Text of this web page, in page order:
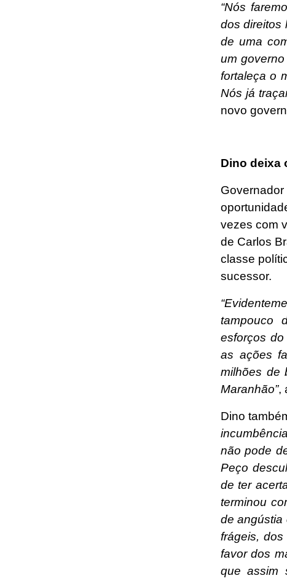
“Nós
dos direitos
de uma
um
fortaleça o
Nós já
novo
Dino deixa
vezes com
de Carlos
classe
sucessor.
tampouco
esforços
as ações
milhões de
Maranhão”,
Dino
não pode
Peço
de ter
terminou
de angústia
frágeis,
favor dos
que assim